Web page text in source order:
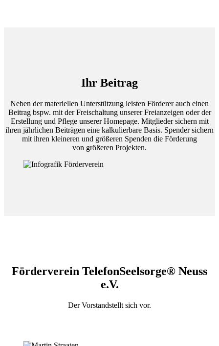
Ihr Beitrag
Neben der materiellen Unterstützung leisten Förderer auch einen
Beitrag bspw. mit der Freischaltung unserer Freianzeigen oder der
Erstellung und Pflege unserer Homepage. Mitglieder sichern mit
ihren jährlichen Beiträgen eine kalkulierbare Basis. Spender sichern
mit ihren kleineren und größeren Spenden die Förderung
von größeren Projekten.
Förderverein TelefonSeelsorge® Neuss
e.V.
Der Vorstandstellt sich vor.